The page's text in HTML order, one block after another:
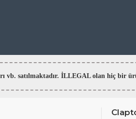
vb. satılmaktadır. İLLEGAL olan hiç bir